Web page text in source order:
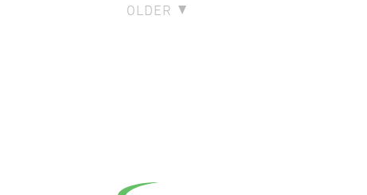
OLDER